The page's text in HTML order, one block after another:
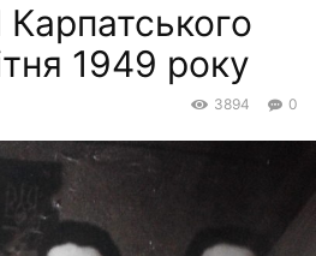
1949 року
0
3894